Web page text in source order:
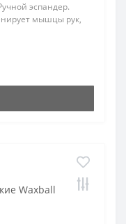
эспандер.
мышцы рук,